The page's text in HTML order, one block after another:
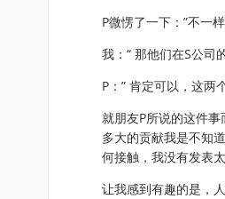
P微愣了一下：”不一
我：“ 那他们在S公司
P：” 肯定可以，这两
就朋友P所说的这件
多大的贡献我是不知
何接触，我没有发表
让我感到有趣的是，